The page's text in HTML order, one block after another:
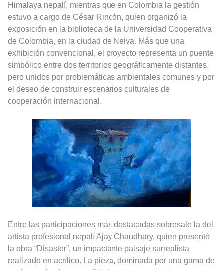
Himalaya nepalí, mientras que en Colombia la gestión
estuvo a cargo de César Rincón, quien organizó la
exposición en la biblioteca de la Universidad Cooperativa
de Colombia, en la ciudad de Neiva. Más que una
exhibición convencional, el proyecto representa un puente
simbólico entre dos territorios geográficamente distantes,
pero unidos por problemáticas ambientales comunes y por
el deseo de construir escenarios culturales de
cooperación internacional.
Entre las participaciones más destacadas sobresale la del
artista profesional nepalí Ajay Chaudhary, quien presentó
la obra “Disaster”, un impactante paisaje surrealista
realizado en acrílico. La pieza, dominada por una gama de